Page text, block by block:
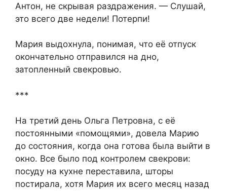
Антон, не скрывая раздражения. — Слушай,
это всего две недели! Потерпи!
Мария выдохнула, понимая, что её отпуск
окончательно отправился на дно,
затопленный свекровью.
***
На третий день Ольга Петровна, с её
постоянными «помощями», довела Марию
до состояния, когда она готова была выйти в
окно. Все было под контролем свекрови:
посуду на кухне переставила, шторы
постирала, хотя Мария их всего месяц назад